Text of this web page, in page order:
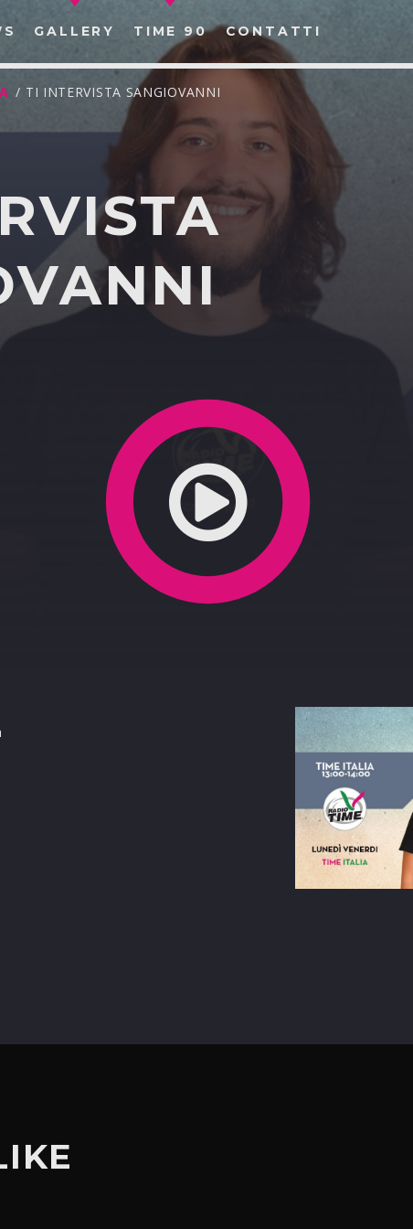
GALLERY TIME 90 CONTATTI
CERCA NEL SITO WEB:
/ TI INTERVISTA SANGIOVANNI